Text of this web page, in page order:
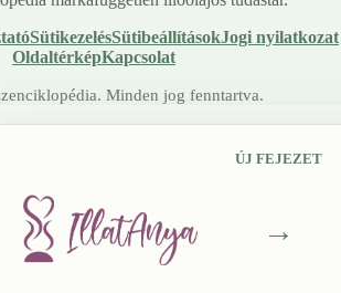
SütikezelésSütibeállításokJogi nyilatkozat
OldaltérképKapcsolat
Minden jog fenntartva.
ÚJ FEJEZET
→